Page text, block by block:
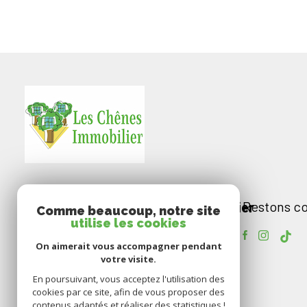
L'agence Les Chenes Immobilier
leschenesimmobilier@gmail.com
57255 Sainte-Marie-aux-Chênes
Restons
Comme beaucoup, notre site
utilise les cookies
On aimerait vous accompagner pendant
votre visite.
En poursuivant, vous acceptez l'utilisation des
cookies par ce site, afin de vous proposer des